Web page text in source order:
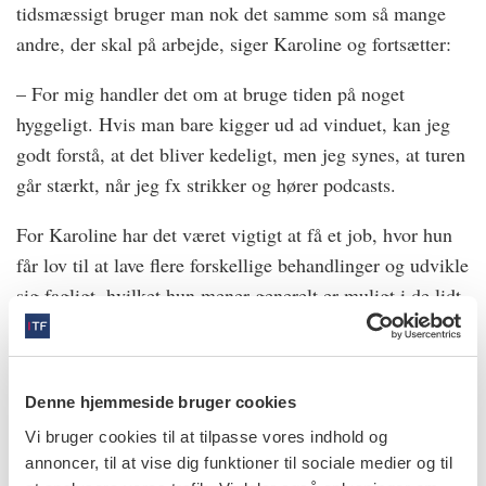
Denne hjemmeside bruger cookies
Vi bruger cookies til at tilpasse vores indhold og
annoncer, til at vise dig funktioner til sociale medier og til
tidsmæssigt bruger man nok det samme som så mange
andre, der skal på arbejde, siger Karoline og fortsætter:
– For mig handler det om at bruge tiden på noget
hyggeligt. Hvis man bare kigger ud ad vinduet, kan jeg
godt forstå, at det bliver kedeligt, men jeg synes, at turen
går stærkt, når jeg fx strikker og hører podcasts.
For Karoline har det været vigtigt at få et job, hvor hun
får lov til at lave flere forskellige behandlinger og udvikle
sig fagligt, hvilket hun mener generelt er muligt i de lidt
mindre byer som Odense og Nyborg. Hun fortæller, at
hendes oplevelse er, at der er så mange om buddet inde i
kun at lave undersøgelser og tandrensninger. Desuden er
patienterne heller ikke lige så loyale.